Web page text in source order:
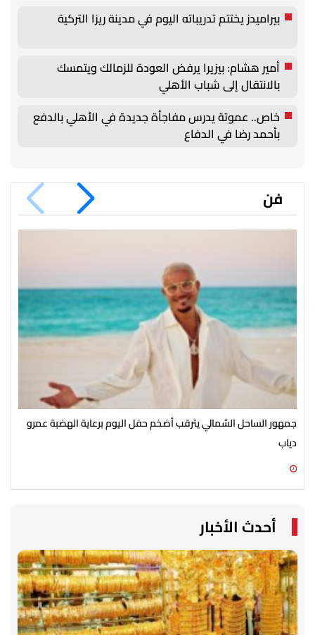
بيراميدز يختتم تدريباته اليوم في مدينة ريزا التركية
أمير هشام: بيزيرا يرفض العودة للزمالك ويتمسك
بالانتقال إلى شباب الأهلي
خاص.. عموتة يدرس مفاجأة جديدة في الأهلي بالدفع
بأحمد رضا في الدفاع
فن
جمهور الساحل الشمالي يترقب أضخم حفل اليوم برعاية الهضبة عمرو
دياب
أحدث الأخبار